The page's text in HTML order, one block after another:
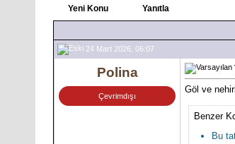
Yeni Konu Yanıtla
24 Mart 2026, 06:07
Polina
Çevrimdışı
Göl ve
Benzer
Bu